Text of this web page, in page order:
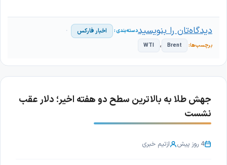
اخبار فارکس
Brent ، WTI
دیدگاه‌تان را بنویسید
جهش طلا به بالاترین سطح دو هفته اخیر؛ دلار عقب
نشست
4 روز پیش ازتیم خبری